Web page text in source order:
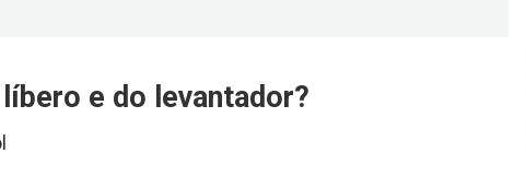
e do levantador?